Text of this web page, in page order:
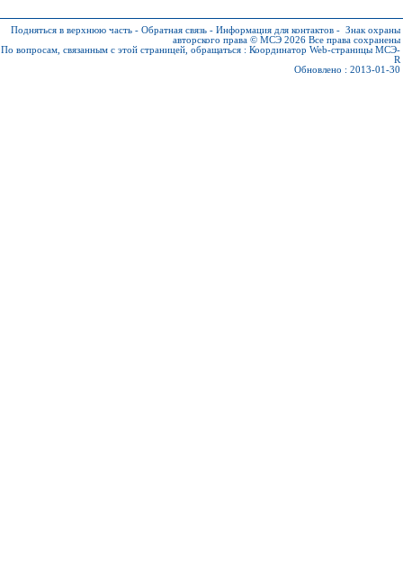
Подняться в верхнюю часть - Обратная связь - Информация для контактов - Знак охраны
авторского права © МСЭ 2026 Все права сохранены
По вопросам, связанным с этой страницей, обращаться : Координатор Web-страницы МСЭ-
R
Обновлено : 2013-01-30